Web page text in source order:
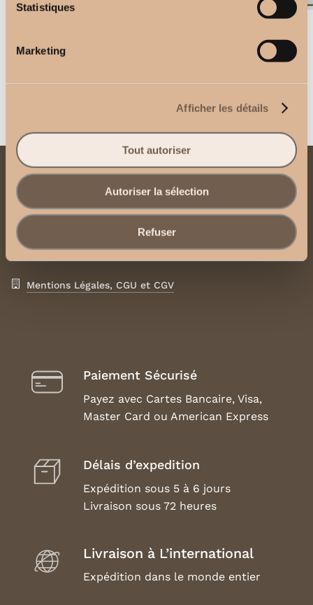
Statistiques
Marketing
Afficher les détails
Tout autoriser
Autoriser la sélection
Refuser
Support Mur 8 cm
Télécommande 3 canaux
Contactez-nous
Envoyez-nous un email
Contactez-nous via WhatsApp
Mentions Légales, CGU et CGV
Paiement Sécurisé
Payez avec Cartes Bancaire, Visa,
Master Card ou American Express
Délais d’expedition
Expédition sous 5 à 6 jours
Livraison sous 72 heures
Livraison à L’international
Expédition dans le monde entier